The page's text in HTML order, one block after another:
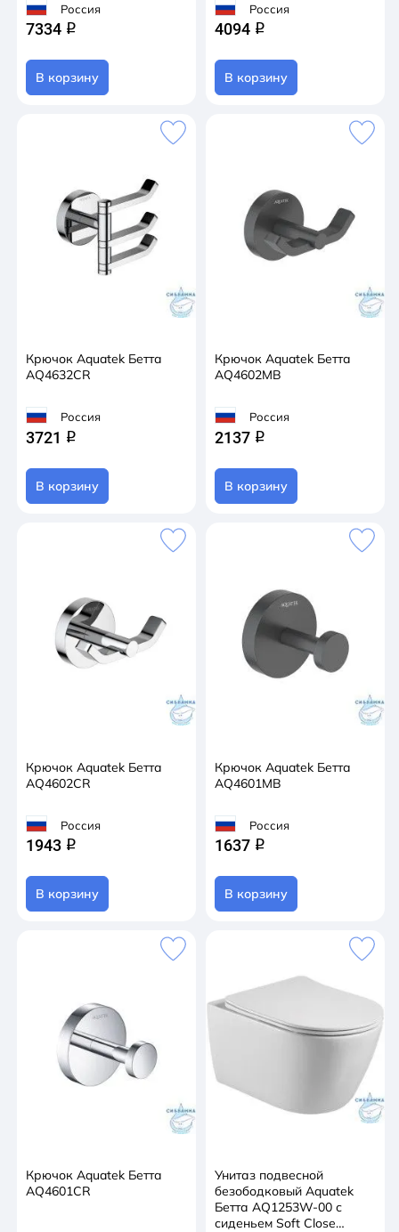
Россия
7334 q
В корзину
Россия
4094 q
В корзину
Крючок Aquatek Бетта
AQ4632CR
Россия
3721 q
В корзину
Крючок Aquatek Бетта
AQ4602MB
Россия
2137 q
В корзину
Крючок Aquatek Бетта
AQ4602CR
Россия
1943 q
В корзину
Крючок Aquatek Бетта
AQ4601MB
Россия
1637 q
В корзину
Крючок Aquatek Бетта
AQ4601CR
Унитаз подвесной
безободковый Aquatek
Бетта AQ1253W-00 с
сиденьем Soft Close